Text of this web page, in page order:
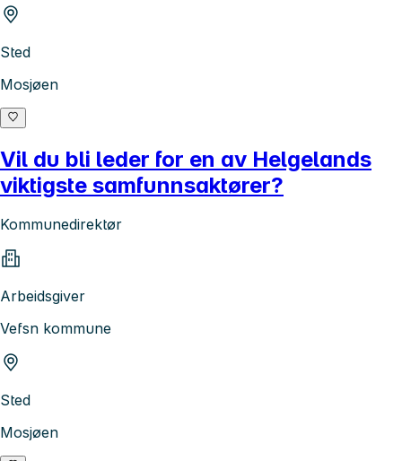
Sted
Mosjøen
Vil du bli leder for en av Helgelands
viktigste samfunnsaktører?
Kommunedirektør
Arbeidsgiver
Vefsn kommune
Sted
Mosjøen